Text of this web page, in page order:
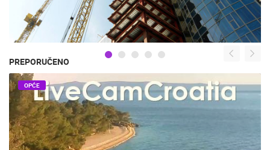
PREPORUČENO
OPĆE